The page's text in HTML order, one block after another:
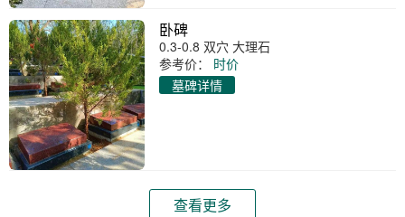
卧碑
0.3-0.8 双穴 大理石
参考价：
时价
墓碑详情
查看更多